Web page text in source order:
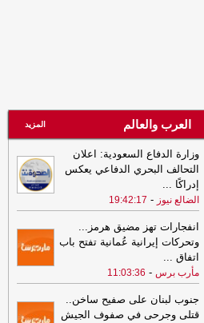
الدفاع في مأرب وحضرموت ويرفضون بياناً
منسوباً للقبيلة- مأرب برس
21:06
شعب حضرموت يواصل صدارة
الدوري اليمني وتعليق أنشطة الاتحاد في
الحديدة -السهوة يمن
21:06
شعب حضرموت يواصل صدارة
الدوري اليمني وتعليق أنشطة الاتحاد في
الحديدة-الصهوة يمن
21:02
توكل كرمان تدين هجوم الحوثيين
على قوات الطوارئ وتدعو إلى محاسبة
المسؤولين ودعم استعادة الدولة
برس
العرب والعالم المزيد
وزارة الدفاع السعودية: اعلان
التحالف البحري الدفاعي يعكس
إدراكًا ...
الضالع نيوز -
19:42:17
انفجارات تهز مضيق هرمز...
وتحركات إيرانية عُمانية تفتح باب
اتفاق ...
مأرب برس -
11:03:36
جنوب لبنان على صفيح ساخن..
قتلى وجرحى في صفوف الجيش